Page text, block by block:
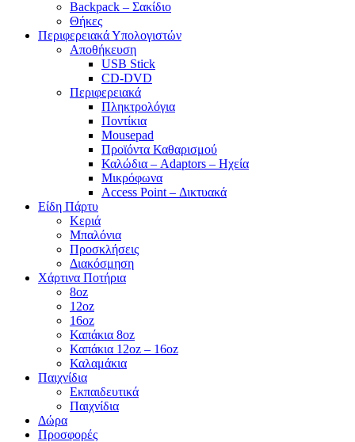
Backpack – Σακίδιο
Θήκες
Περιφερειακά Υπολογιστών
Αποθήκευση
USB Stick
CD-DVD
Περιφερειακά
Πληκτρολόγια
Ποντίκια
Mousepad
Προϊόντα Καθαρισμού
Καλώδια – Adaptors – Ηχεία
Μικρόφωνα
Access Point – Δικτυακά
Είδη Πάρτυ
Κεριά
Μπαλόνια
Προσκλήσεις
Διακόσμηση
Χάρτινα Ποτήρια
8oz
12oz
16oz
Καπάκια 8oz
Καπάκια 12oz – 16oz
Καλαμάκια
Παιχνίδια
Εκπαιδευτικά
Παιχνίδια
Δώρα
Προσφορές